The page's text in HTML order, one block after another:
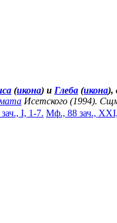
(икона) и Глеба (икона),
Исетского (1994).
I, 1-7. Мф., 88 зач.,